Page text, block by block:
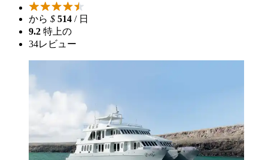
から $ 514 / 日
9.2 特上の
34レビュー